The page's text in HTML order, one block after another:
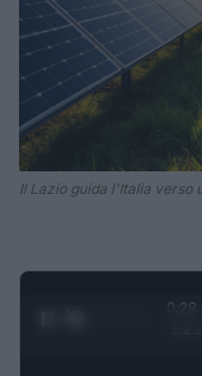
Il Lazio guida l'Italia verso
0:28